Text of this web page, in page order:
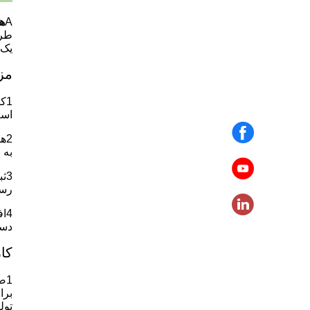
A
1صنعت مواد غذایی و نوشیدنی: